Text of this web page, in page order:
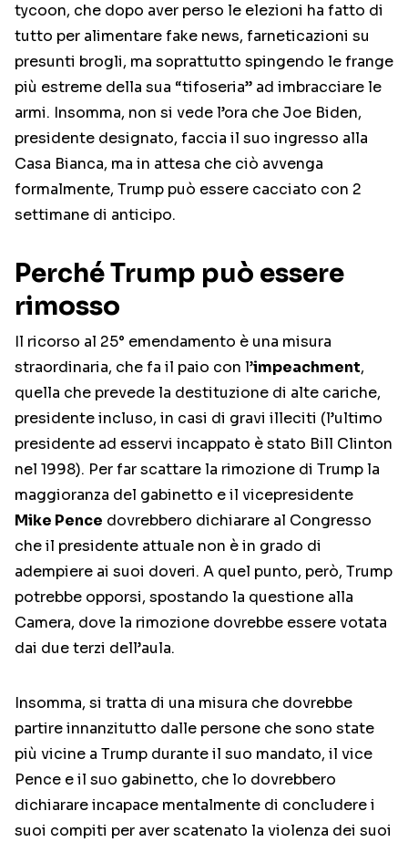
tycoon, che dopo aver perso le elezioni ha fatto di
tutto per alimentare fake news, farneticazioni su
presunti brogli, ma soprattutto spingendo le frange
più estreme della sua “tifoseria” ad imbracciare le
armi. Insomma, non si vede l’ora che Joe Biden,
presidente designato, faccia il suo ingresso alla
Casa Bianca, ma in attesa che ciò avvenga
formalmente, Trump può essere cacciato con 2
settimane di anticipo.
Perché Trump può essere
rimosso
Il ricorso al 25° emendamento è una misura
straordinaria, che fa il paio con l’impeachment,
quella che prevede la destituzione di alte cariche,
presidente incluso, in casi di gravi illeciti (l’ultimo
presidente ad esservi incappato è stato Bill Clinton
nel 1998). Per far scattare la rimozione di Trump la
maggioranza del gabinetto e il vicepresidente
Mike Pence dovrebbero dichiarare al Congresso
che il presidente attuale non è in grado di
adempiere ai suoi doveri. A quel punto, però, Trump
potrebbe opporsi, spostando la questione alla
Camera, dove la rimozione dovrebbe essere votata
dai due terzi dell’aula.
Insomma, si tratta di una misura che dovrebbe
partire innanzitutto dalle persone che sono state
più vicine a Trump durante il suo mandato, il vice
Pence e il suo gabinetto, che lo dovrebbero
dichiarare incapace mentalmente di concludere i
suoi compiti per aver scatenato la violenza dei suoi